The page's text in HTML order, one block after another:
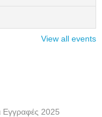
View all events
Εγγραφές 2025